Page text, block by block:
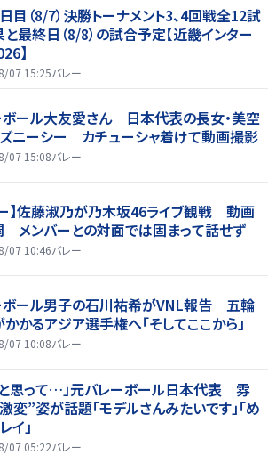
目（8/7）決勝トーナメント3、4回戦全12試
最終日（8/8）の試合予定【近畿インター
】
07 15:25バレー
ボール大友愛さん 日本代表の長女・美空
ズニーシー カチューシャ着けて動画撮影
07 15:08バレー
ー】佐藤淑乃が乃木坂46ライブ観戦 動画
メンバーとの対面では固まって話せず
07 10:46バレー
ボール男子の石川祐希がVNL報告 五輪
かるアジア選手権へ「そしてここから」
07 10:08バレー
と思って…」元バレーボール日本代表 雰
変”姿が話題「モデルさんみたいです」「め
イ」
07 05:22バレー